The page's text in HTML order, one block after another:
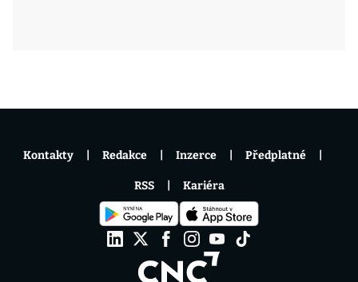
Kontakty Redakce Inzerce Předplatné
RSS Kariéra